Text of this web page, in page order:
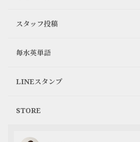
2ヶ月前
0
なお
確かに食べれない、飲まれないで
スタッフ投稿
毎水英単語
LINEスタンプ
STORE